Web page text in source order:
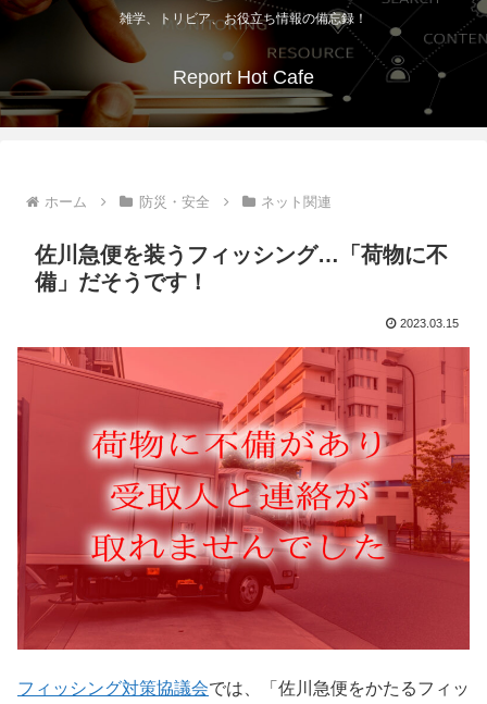
雑学、トリビア、お役立ち情報の備忘録！
Report Hot Cafe
ホーム 防災・安全 ネット関連
佐川急便を装うフィッシング…「荷物に不
備」だそうです！
2023.03.15
フィッシング対策協議会では、「佐川急便をかたるフィッ